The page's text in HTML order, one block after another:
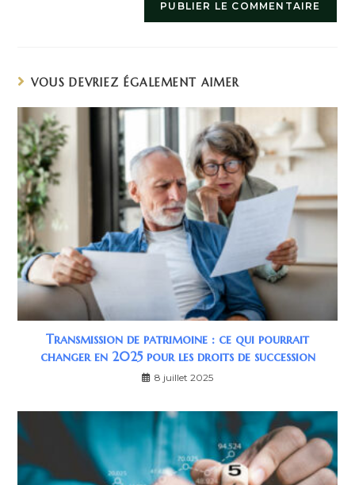
:
VOUS DEVRIEZ ÉGALEMENT AIMER
Transmission de patrimoine : ce qui pourrait
changer en 2025 pour les droits de succession
8 juillet 2025